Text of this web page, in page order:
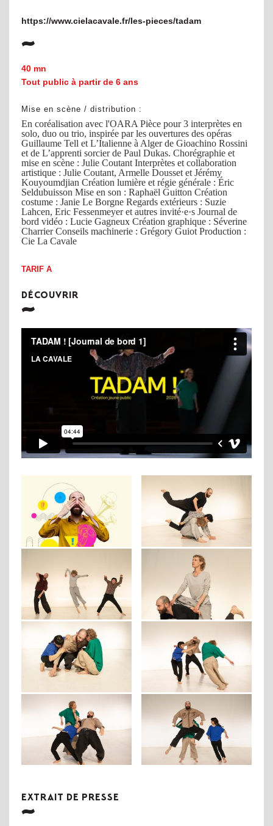
https://www.cielacavale.fr/les-pieces/tadam
40 mn
Tout public à partir de 6 ans
Mise en scène / distribution :
En coréalisation avec l'OARA Pièce pour 3 interprètes en
solo, duo ou trio, inspirée par les ouvertures des opéras
Guillaume Tell et L’Italienne à Alger de Gioachino Rossini
et de L’apprenti sorcier de Paul Dukas. Chorégraphie et
mise en scène : Julie Coutant Interprètes et collaboration
artistique : Julie Coutant, Armelle Dousset et Jérémy
Kouyoumdjian Création lumière et régie générale : Éric
Seldubuisson Mise en son : Raphaël Guitton Création
costume : Janie Le Borgne Regards extérieurs : Suzie
Lahcen, Eric Fessenmeyer et autres invité·e·s Journal de
bord vidéo : Lucie Gagneux Création graphique : Séverine
Charrier Conseils machinerie : Grégory Guiot Production :
Cie La Cavale
TARIF A
DÉCOUVRIR
EXTRAIT DE PRESSE